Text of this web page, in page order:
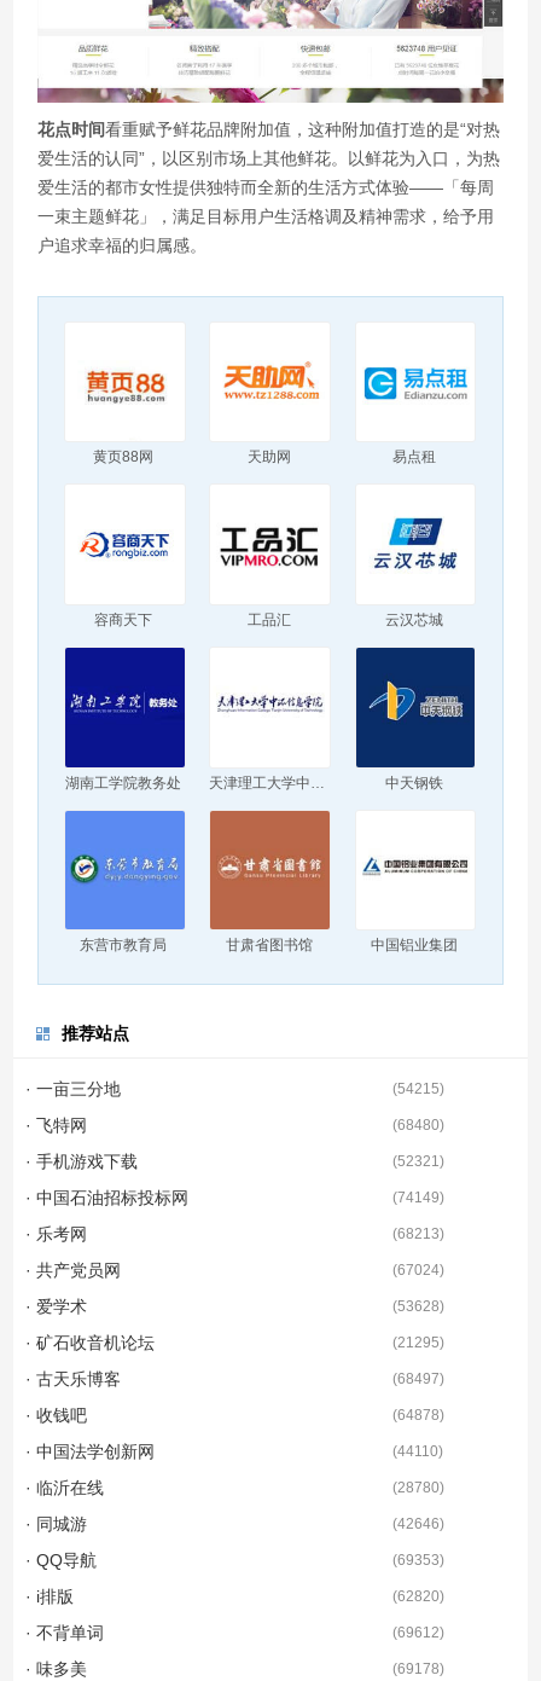
花点时间看重赋予鲜花品牌附加值，这种附加值打造的是“对热
爱生活的认同”，以区别市场上其他鲜花。以鲜花为入口，为热
爱生活的都市女性提供独特而全新的生活方式体验——「每周
一束主题鲜花」，满足目标用户生活格调及精神需求，给予用
户追求幸福的归属感。
黄页88网 天助网 易点租
容商天下 工品汇 云汉芯城
湖南工学院教务处 中天钢铁
东营市教育局 甘肃省图书馆 中国铝业集团
推荐站点
· 一亩三分地 (54215)
· 飞特网 (68480)
· 手机游戏下载 (52321)
· 中国石油招标投标网 (74149)
· 乐考网 (68213)
· 共产党员网 (67024)
· 爱学术 (53628)
· 矿石收音机论坛 (21295)
· 古天乐博客 (68497)
· 收钱吧 (64878)
· 中国法学创新网 (44110)
· 临沂在线 (28780)
· 同城游 (42646)
· QQ导航 (69353)
· i排版 (62820)
· 不背单词 (69612)
· 味多美 (69178)